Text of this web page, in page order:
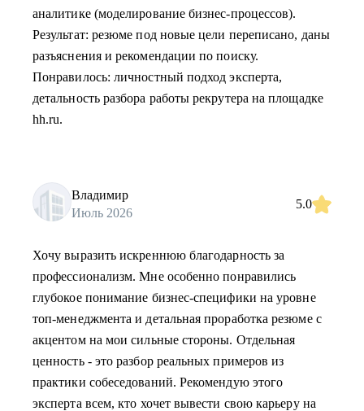
аналитике (моделирование бизнес-процессов).
Результат: резюме под новые цели переписано, даны
разъяснения и рекомендации по поиску.
Понравилось: личностный подход эксперта,
детальность разбора работы рекрутера на площадке
hh.ru.
Владимир
Июль 2026
5.0
Хочу выразить искреннюю благодарность за
профессионализм. Мне особенно понравились
глубокое понимание бизнес-специфики на уровне
топ-менеджмента и детальная проработка резюме с
акцентом на мои сильные стороны. Отдельная
ценность - это разбор реальных примеров из
практики собеседований. Рекомендую этого
эксперта всем, кто хочет вывести свою карьеру на